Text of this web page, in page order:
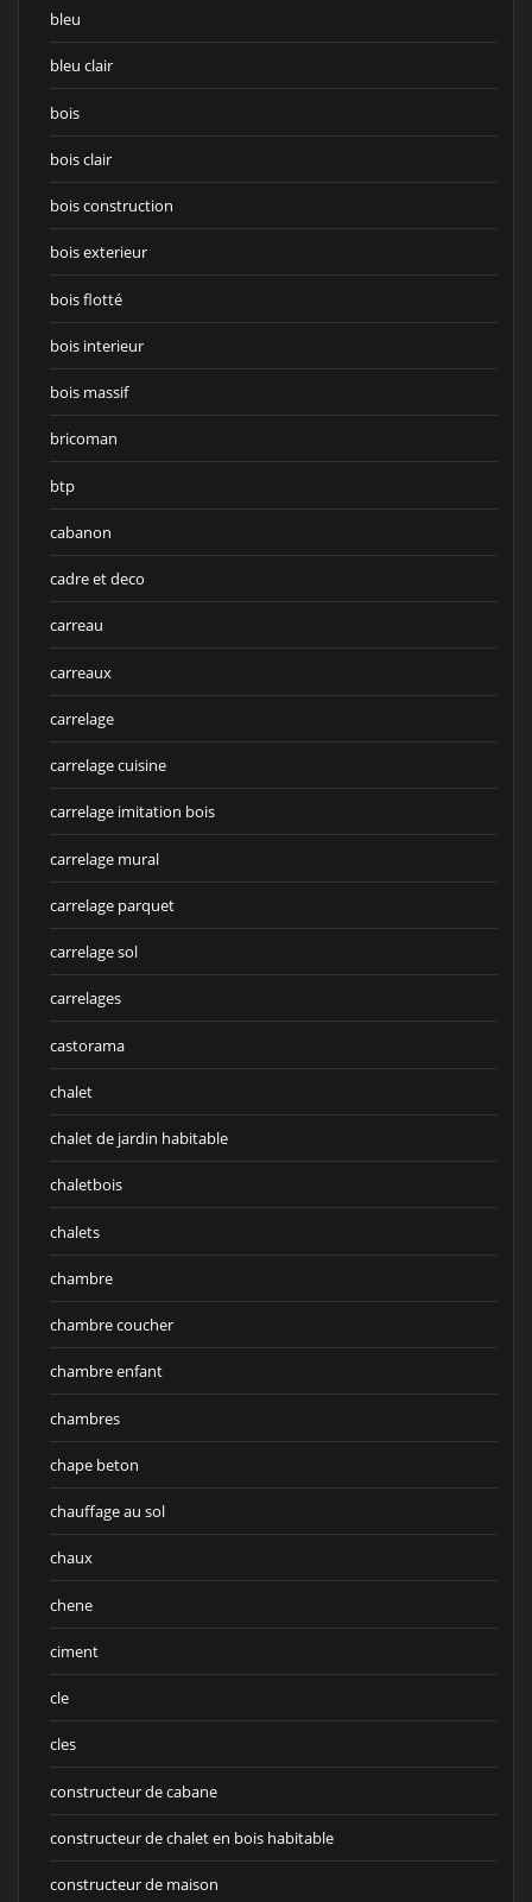
bleu
bleu clair
bois
bois clair
bois construction
bois exterieur
bois flotté
bois interieur
bois massif
bricoman
btp
cabanon
cadre et deco
carreau
carreaux
carrelage
carrelage cuisine
carrelage imitation bois
carrelage mural
carrelage parquet
carrelage sol
carrelages
castorama
chalet
chalet de jardin habitable
chaletbois
chalets
chambre
chambre coucher
chambre enfant
chambres
chape beton
chauffage au sol
chaux
chene
ciment
cle
cles
constructeur de cabane
constructeur de chalet en bois habitable
constructeur de maison